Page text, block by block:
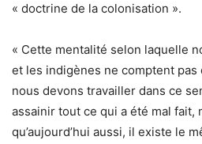
« doctrine de la colonisation ».
« Cette mentalité selon laquelle
et les indigènes ne comptent pas
nous devons travailler dans ce
assainir tout ce qui a été mal fait,
qu’aujourd’hui aussi, il existe le